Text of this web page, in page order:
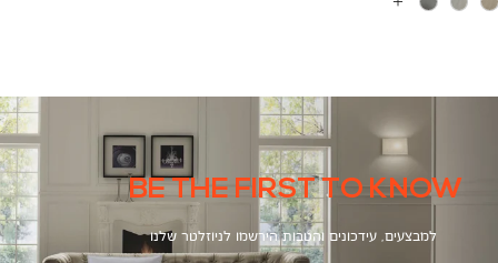
עוד
BE THE FIRST TO KNOW
למבצעים, עידכונים והטבות הירשמו לניוזלטר שלנו